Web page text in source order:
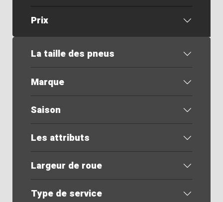
Prix
La taille des pneus
Marque
Saison
Les attributs
Largeur de roue
Type de service